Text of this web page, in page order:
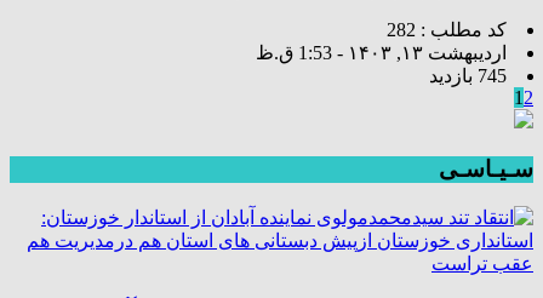
کد مطلب : 282
اردیبهشت ۱۳, ۱۴۰۳ - 1:53 ق.ظ
745 بازدید
1 2
سـیـاسـی